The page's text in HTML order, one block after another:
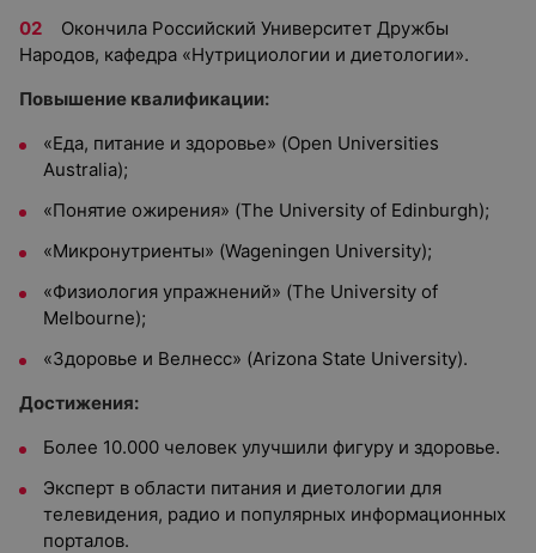
Окончила Российский Университет Дружбы
Народов, кафедра «Нутрициологии и диетологии».
Повышение квалификации:
«Еда, питание и здоровье» (Open Universities
Australia);
«Понятие ожирения» (The University of Edinburgh);
«Микронутриенты» (Wageningen University);
«Физиология упражнений» (The University of
Melbourne);
«Здоровье и Велнесс» (Arizona State University).
Достижения:
Более 10.000 человек улучшили фигуру и здоровье.
Эксперт в области питания и диетологии для
телевидения, радио и популярных информационных
порталов.